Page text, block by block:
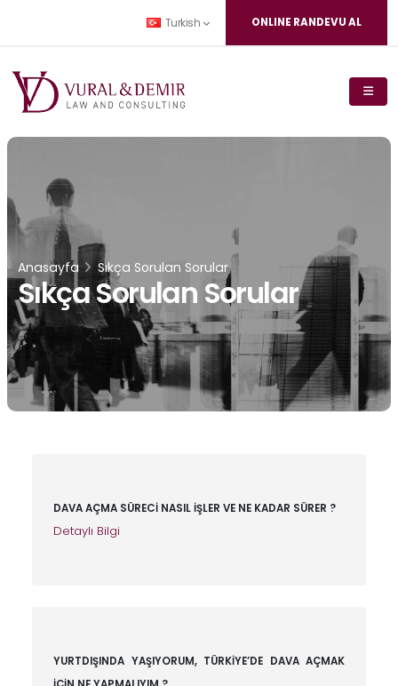
Turkish ONLINE RANDEVU AL
Anasayfa Sıkça Sorulan Sorular
Sıkça Sorulan Sorular
DAVA AÇMA SÜRECİ NASIL İŞLER VE NE KADAR SÜRER ?
Detaylı Bilgi
YURTDIŞINDA YAŞIYORUM, TÜRKİYE’DE DAVA AÇMAK